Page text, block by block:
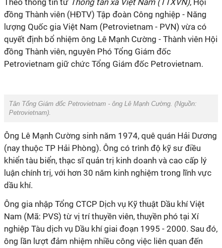
Theo thông tin từ Thông tấn xã Việt Nam (TTXVN), Hội
đồng Thành viên (HĐTV) Tập đoàn Công nghiệp - Năng
lượng Quốc gia Việt Nam (Petrovietnam - PVN) vừa có
quyết định bổ nhiệm ông Lê Mạnh Cường - Thành viên Hội
đồng Thành viên, nguyên Phó Tổng Giám đốc
Petrovietnam giữ chức Tổng Giám đốc Petrovietnam.
Tân Tổng Giám đốc Petrovietnam - ông Lê Mạnh Cường. (Nguồn:
Petrovietnam).
Ông Lê Mạnh Cường sinh năm 1974, quê quán Hải Dương
(nay thuộc TP Hải Phòng). Ông có trình độ kỹ sư điều
khiển tàu biển, thạc sĩ quản trị kinh doanh và cao cấp lý
luận chính trị, với hơn 30 năm kinh nghiệm trong lĩnh vực
dầu khí.
Ông gia nhập Tổng CTCP Dịch vụ Kỹ thuật Dầu khí Việt
Nam (Mã: PVS) từ vị trí thuyền viên, thuyền phó tại Xí
nghiệp Tàu dịch vụ Dầu khí giai đoạn 1995 - 2000. Sau đó,
ông lần lượt đảm nhiệm nhiều công việc liên quan đến